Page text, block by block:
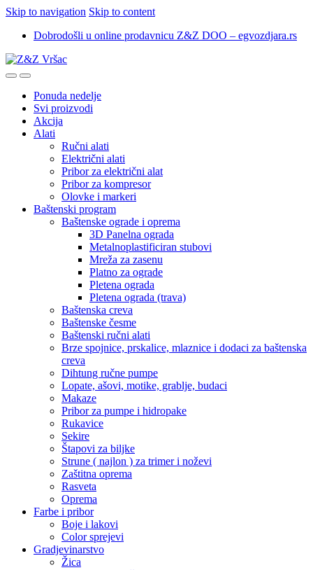
Skip to navigation Skip to content
Dobrodošli u online prodavnicu Z&Z DOO – egvozdjara.rs
Ponuda nedelje
Svi proizvodi
Akcija
Alati
Ručni alati
Električni alati
Pribor za električni alat
Pribor za kompresor
Olovke i markeri
Baštenski program
Baštenske ograde i oprema
3D Panelna ograda
Metalnoplastificiran stubovi
Mreža za zasenu
Platno za ograde
Pletena ograda
Pletena ograda (trava)
Baštenska creva
Baštenske česme
Baštenski ručni alati
Brze spojnice, prskalice, mlaznice i dodaci za baštenska
creva
Dihtung ručne pumpe
Lopate, ašovi, motike, grablje, budaci
Makaze
Pribor za pumpe i hidropake
Rukavice
Sekire
Štapovi za biljke
Strune ( najlon ) za trimer i noževi
Zaštitna oprema
Rasveta
Oprema
Farbe i pribor
Boje i lakovi
Color sprejevi
Gradjevinarstvo
Žica